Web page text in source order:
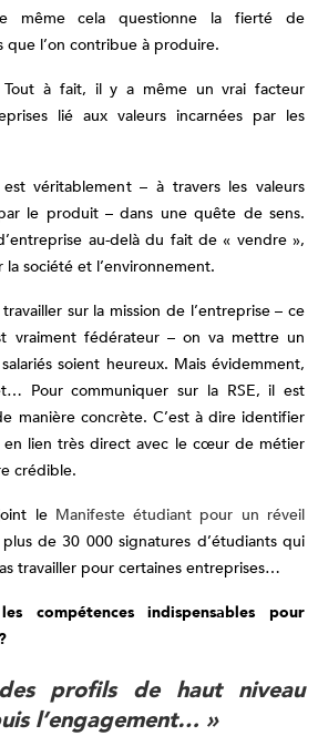
même cela questionne la fierté de
que l’on contribue à produire.
Tout à fait, il y a même un vrai facteur
lié aux valeurs incarnées par les
véritablement – à travers les valeurs
le produit – dans une quête de sens.
au-delà du fait de « vendre »,
société et l’environnement.
sur la mission de l’entreprise – ce
vraiment fédérateur – on va mettre un
soient heureux. Mais évidemment,
Pour communiquer sur la RSE, il est
manière concrète. C’est à dire identifier
en lien très direct avec le cœur de métier
crédible.
le Manifeste étudiant pour un réveil
de 30 000 signatures d’étudiants qui
travailler pour certaines entreprises…
compétences indispensables pour
profils de haut niveau
l’engagement… »